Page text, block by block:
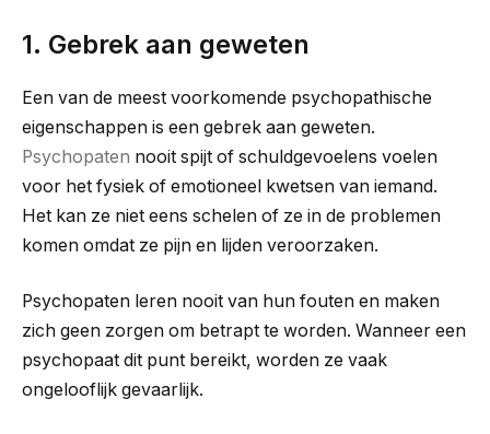
1. Gebrek aan geweten
Een van de meest voorkomende psychopathische
eigenschappen is een gebrek aan geweten.
Psychopaten nooit spijt of schuldgevoelens voelen
voor het fysiek of emotioneel kwetsen van iemand.
Het kan ze niet eens schelen of ze in de problemen
komen omdat ze pijn en lijden veroorzaken.
Psychopaten leren nooit van hun fouten en maken
zich geen zorgen om betrapt te worden. Wanneer een
psychopaat dit punt bereikt, worden ze vaak
ongelooflijk gevaarlijk.